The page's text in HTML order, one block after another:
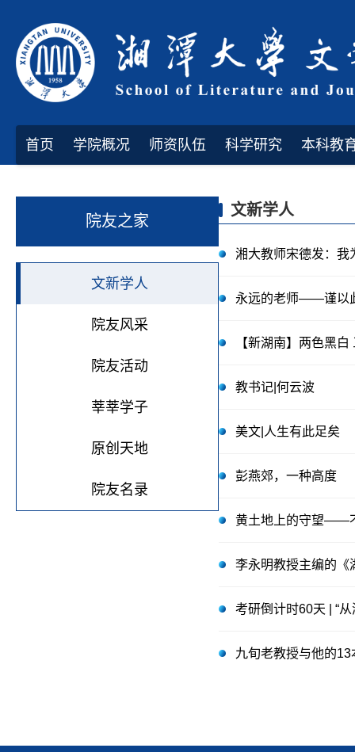
首页 学院概况 师资队伍 科学研究 本科教
院友之家
文新学人
院友风采
院友活动
莘莘学子
原创天地
院友名录
文新学人
湘大教师宋德发：我
永远的老师——谨以
【新湖南】两色黑
教书记|何云波
美文|人生有此足矣
彭燕郊，一种高度
黄土地上的守望——
李永明教授主编的《
考研倒计时60天 | “
九旬老教授与他的